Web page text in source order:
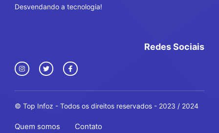
Desvendando a tecnologia!
Redes Sociais
© Top Infoz - Todos os direitos reservados - 2023 / 2024
Quem somos
Contato